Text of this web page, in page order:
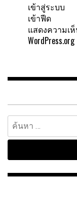
เข้าสู่ระบบ
เข้าฟีด
แสดงความเ
WordPress.org
ค้นหา
สำหรับ: